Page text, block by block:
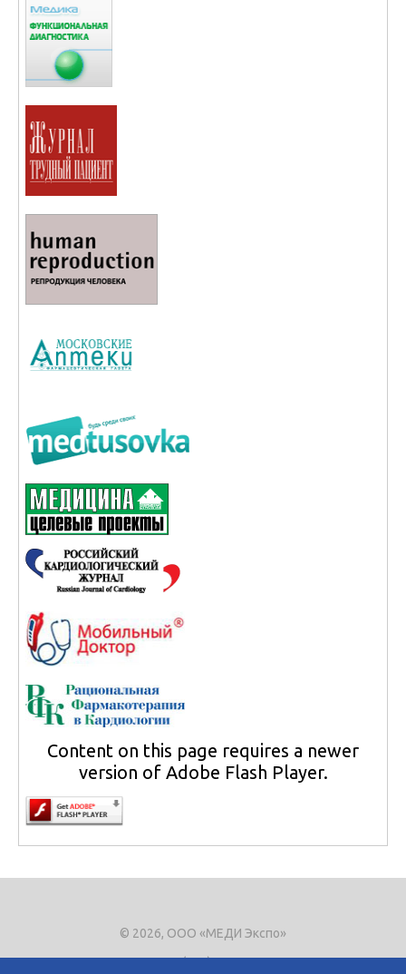
Content on this page requires a newer
version of Adobe Flash Player.
© 2026, ООО «МЕДИ Экспо»
Тел.+7 (495) 721-8866